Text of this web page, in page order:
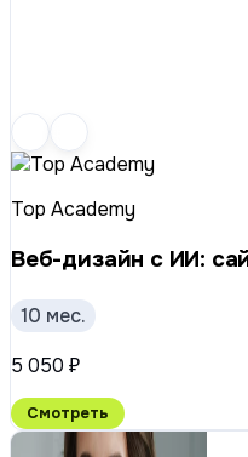
Top Academy
Веб-дизайн с ИИ:
10 мес.
5 050 ₽
Смотреть